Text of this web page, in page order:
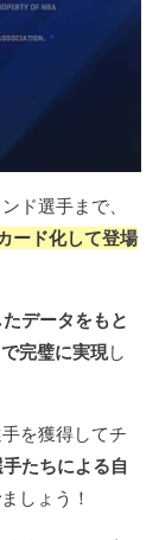
ド選手まで、
ード化して登場
データをもと
完璧に実現し
を獲得してチ
たちによる自
ましょう！